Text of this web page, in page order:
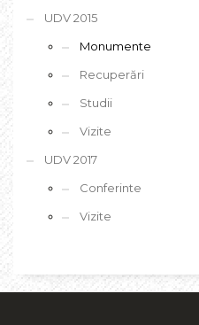
UDV 2015
Monumente
Recuperări
Studii
Vizite
UDV 2017
Conferinte
Vizite